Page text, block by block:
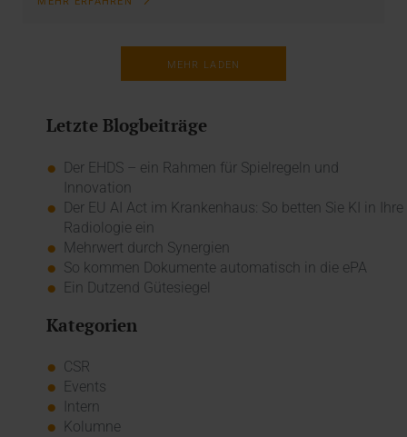
MEHR LADEN
Letzte Blogbeiträge
Der EHDS – ein Rahmen für Spielregeln und
Innovation
Der EU AI Act im Krankenhaus: So betten Sie KI in Ihre
Radiologie ein
Mehrwert durch Synergien
So kommen Dokumente automatisch in die ePA
Ein Dutzend Gütesiegel
Kategorien
CSR
Events
Intern
Kolumne